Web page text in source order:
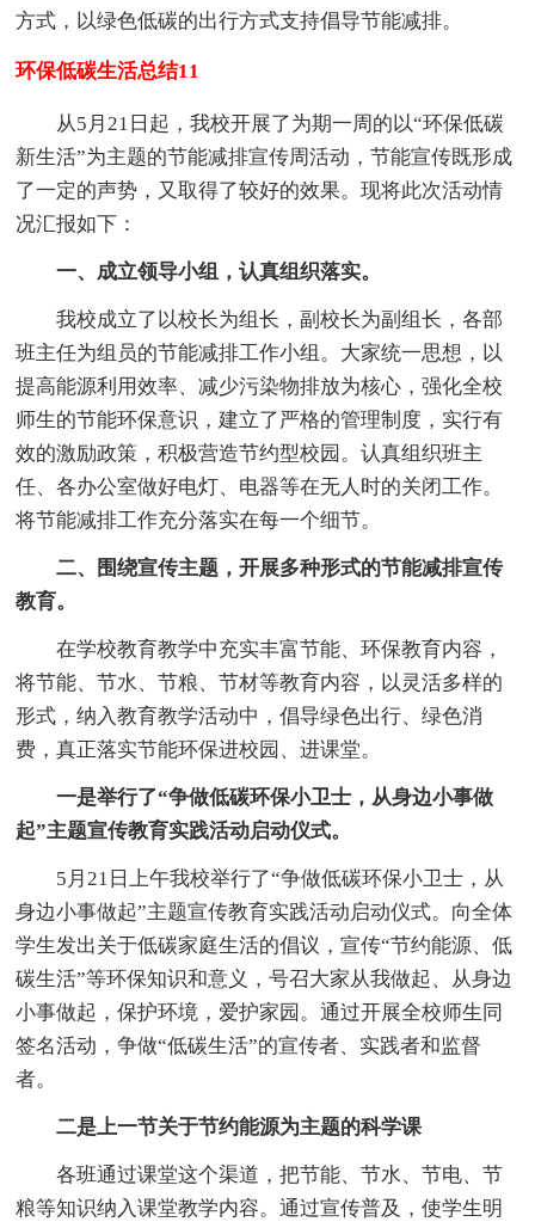
方式，以绿色低碳的出行方式支持倡导节能减排。
环保低碳生活总结11
从5月21日起，我校开展了为期一周的以“环保低碳
新生活”为主题的节能减排宣传周活动，节能宣传既形成
了一定的声势，又取得了较好的效果。现将此次活动情
况汇报如下：
一、成立领导小组，认真组织落实。
我校成立了以校长为组长，副校长为副组长，各部
班主任为组员的节能减排工作小组。大家统一思想，以
提高能源利用效率、减少污染物排放为核心，强化全校
师生的节能环保意识，建立了严格的管理制度，实行有
效的激励政策，积极营造节约型校园。认真组织班主
任、各办公室做好电灯、电器等在无人时的关闭工作。
将节能减排工作充分落实在每一个细节。
二、围绕宣传主题，开展多种形式的节能减排宣传
教育。
在学校教育教学中充实丰富节能、环保教育内容，
将节能、节水、节粮、节材等教育内容，以灵活多样的
形式，纳入教育教学活动中，倡导绿色出行、绿色消
费，真正落实节能环保进校园、进课堂。
一是举行了“争做低碳环保小卫士，从身边小事做
起”主题宣传教育实践活动启动仪式。
5月21日上午我校举行了“争做低碳环保小卫士，从
身边小事做起”主题宣传教育实践活动启动仪式。向全体
学生发出关于低碳家庭生活的倡议，宣传“节约能源、低
碳生活”等环保知识和意义，号召大家从我做起、从身边
小事做起，保护环境，爱护家园。通过开展全校师生同
签名活动，争做“低碳生活”的宣传者、实践者和监督
者。
二是上一节关于节约能源为主题的科学课
各班通过课堂这个渠道，把节能、节水、节电、节
粮等知识纳入课堂教学内容。通过宣传普及，使学生明